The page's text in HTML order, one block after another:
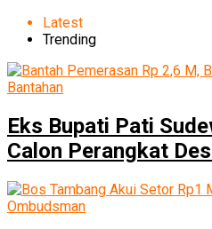
Latest
Trending
Eks Bupati Pati
Calon Perangkat